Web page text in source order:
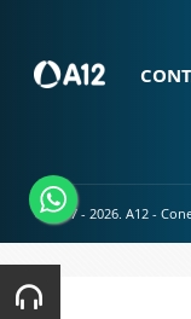
© 2007 - 2026. A12 -